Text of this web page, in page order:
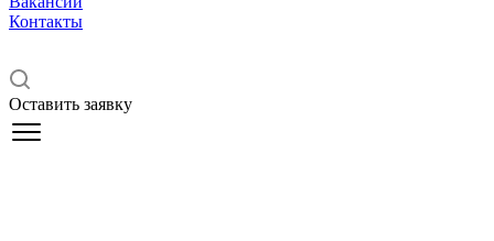
Контакты
Оставить заявку